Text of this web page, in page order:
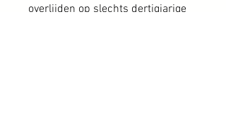
overlijden op slechts dertigjarige